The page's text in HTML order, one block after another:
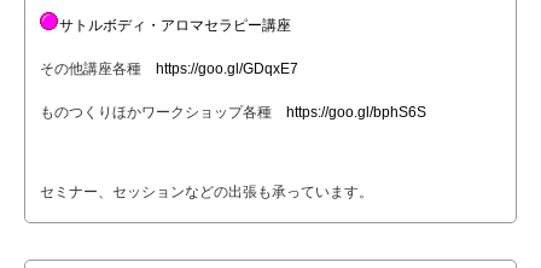
サトルボディ・アロマセラピー講座
その他講座各種 https://goo.gl/GDqxE7
ものつくりほかワークショップ各種 https://goo.gl/bphS6S
セミナー、セッションなどの出張も承っています。